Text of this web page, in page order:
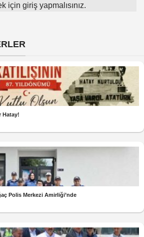
için giriş yapmalısınız.
Hatay!
Polis Merkezi Amirliği’nde